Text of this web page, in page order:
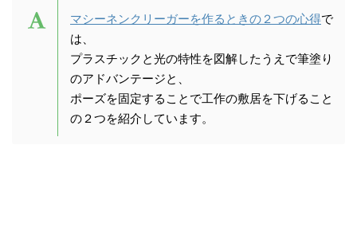
マシーネンクリーガーを作るときの２つの心得で
は、
プラスチックと光の特性を図解したうえで筆塗り
のアドバンテージと、
ポーズを固定することで工作の敷居を下げること
の２つを紹介しています。